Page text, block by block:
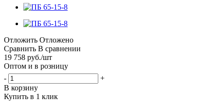
Отложить Отложено
Сравнить В сравнении
19 758 руб./шт
Оптом и в розницу
-
+
В корзину
Купить в 1 клик